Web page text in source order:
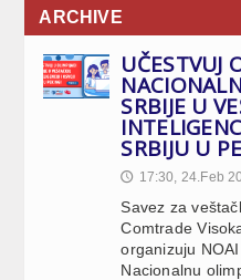
ARCHIVE
UČESTVUJ
SRBIJE U
SRBIJU U
🕔 17:30, 24.Feb
Savez za
Comtrade
organizuju
Nacionalnu